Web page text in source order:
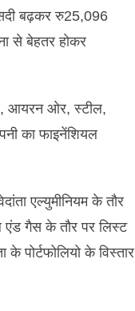
बढ़कर रु25,096
से बेहतर होकर
, आयरन ओर,स्टील,
का फाइनेंशियल
एल्युमीनियम के तौर
एंड गैस के तौर पर लिस्ट
के पोर्टफोलियो के विस्तार